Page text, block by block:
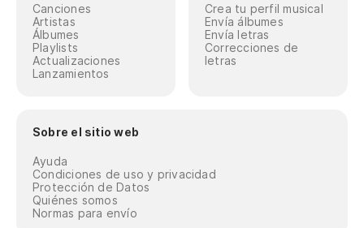
Canciones
Artistas
Álbumes
Playlists
Actualizaciones
Lanzamientos
Crea tu perfil musical
Envía álbumes
Envía letras
Correcciones de
letras
Sobre el sitio web
Ayuda
Condiciones de uso y privacidad
Protección de Datos
Quiénes somos
Normas para envío